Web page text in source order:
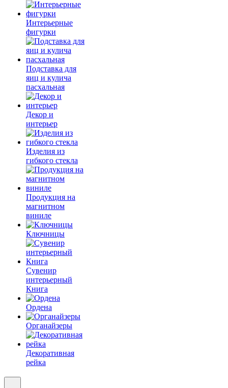
Интерьерные
фигурки
Подставка для
яиц и кулича
пасхальная
Декор и
интерьер
Изделия из
гибкого стекла
Продукция на
магнитном
виниле
Ключницы
Сувенир
интерьерный
Книга
Ордена
Органайзеры
Декоративная
рейка